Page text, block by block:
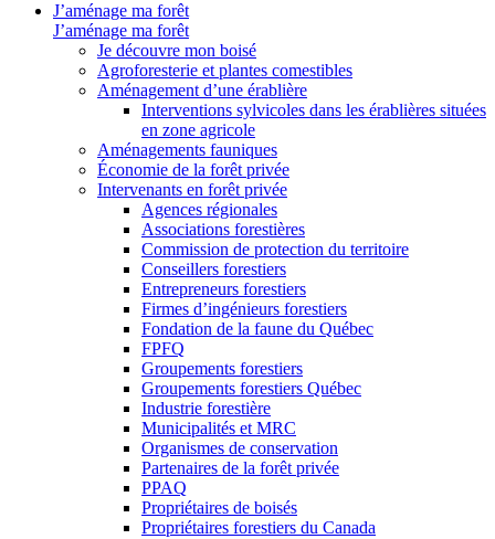
J’aménage ma forêt
J’aménage ma forêt
Je découvre mon boisé
Agroforesterie et plantes comestibles
Aménagement d’une érablière
Interventions sylvicoles dans les érablières situées
en zone agricole
Aménagements fauniques
Économie de la forêt privée
Intervenants en forêt privée
Agences régionales
Associations forestières
Commission de protection du territoire
Conseillers forestiers
Entrepreneurs forestiers
Firmes d’ingénieurs forestiers
Fondation de la faune du Québec
FPFQ
Groupements forestiers
Groupements forestiers Québec
Industrie forestière
Municipalités et MRC
Organismes de conservation
Partenaires de la forêt privée
PPAQ
Propriétaires de boisés
Propriétaires forestiers du Canada